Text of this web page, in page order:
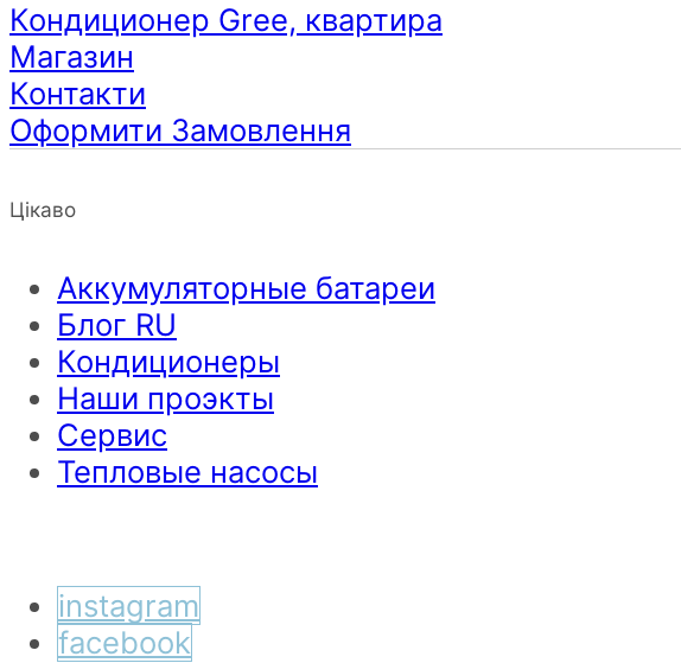
Кондиционер Gree, квартира
Магазин
Контакти
Оформити Замовлення
Цікаво
Аккумуляторные батареи
Блог RU
Кондиционеры
Наши проэкты
Сервис
Тепловые насосы
instagram
facebook